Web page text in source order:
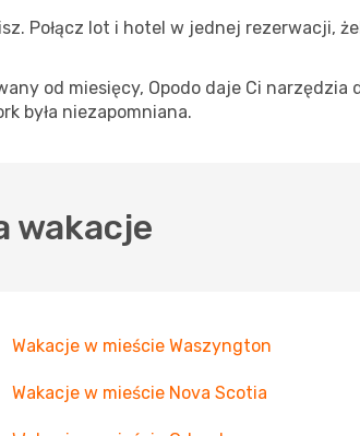
Połącz lot i hotel w jednej rezerwacji,
od miesięcy, Opodo daje Ci
była niezapomniana.
wakacje
Wakacje w mieście Waszyngton
Wakacje w mieście Nova Scotia